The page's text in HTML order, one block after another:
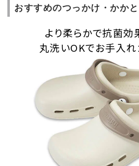
おすすめのつっかけ・かか
より柔らかで抗菌効
丸洗いOKでお手入れ